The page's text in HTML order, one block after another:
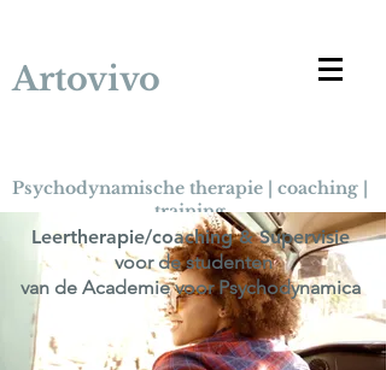
Artovivo
Psychodynamische therapie | coaching |
training
Leertherapie/coaching & Supervisie
voor de studenten
van de Academie voor Psychodynamica